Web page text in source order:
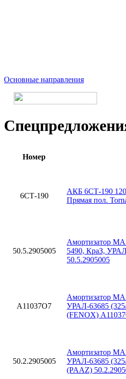
Основные направления
Номер
6СТ-190
АКБ 6СТ-190
Прямая пол.
50.5.2905005
Амортизатор
5490, КраЗ,
50.5.2905005
A11037O7
Амортизатор
УРАЛ-63685
(FENOX)
50.2.2905005
Амортизатор
УРАЛ-63685
(PAAZ)